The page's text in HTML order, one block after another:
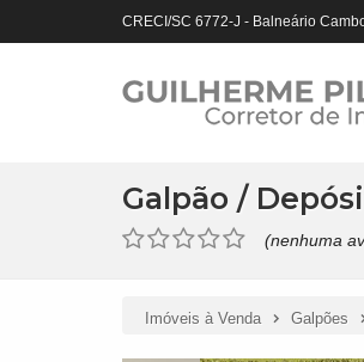
CRECI/SC 6772-J - Balneário
Galpão /
(nenhuma
Imóveis à Venda Galpões